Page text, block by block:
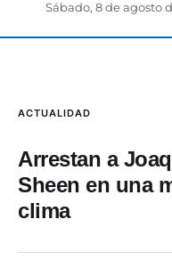
Sábado, 8 de agosto
ACTUALIDAD
Arrestan a
Sheen en una
clima